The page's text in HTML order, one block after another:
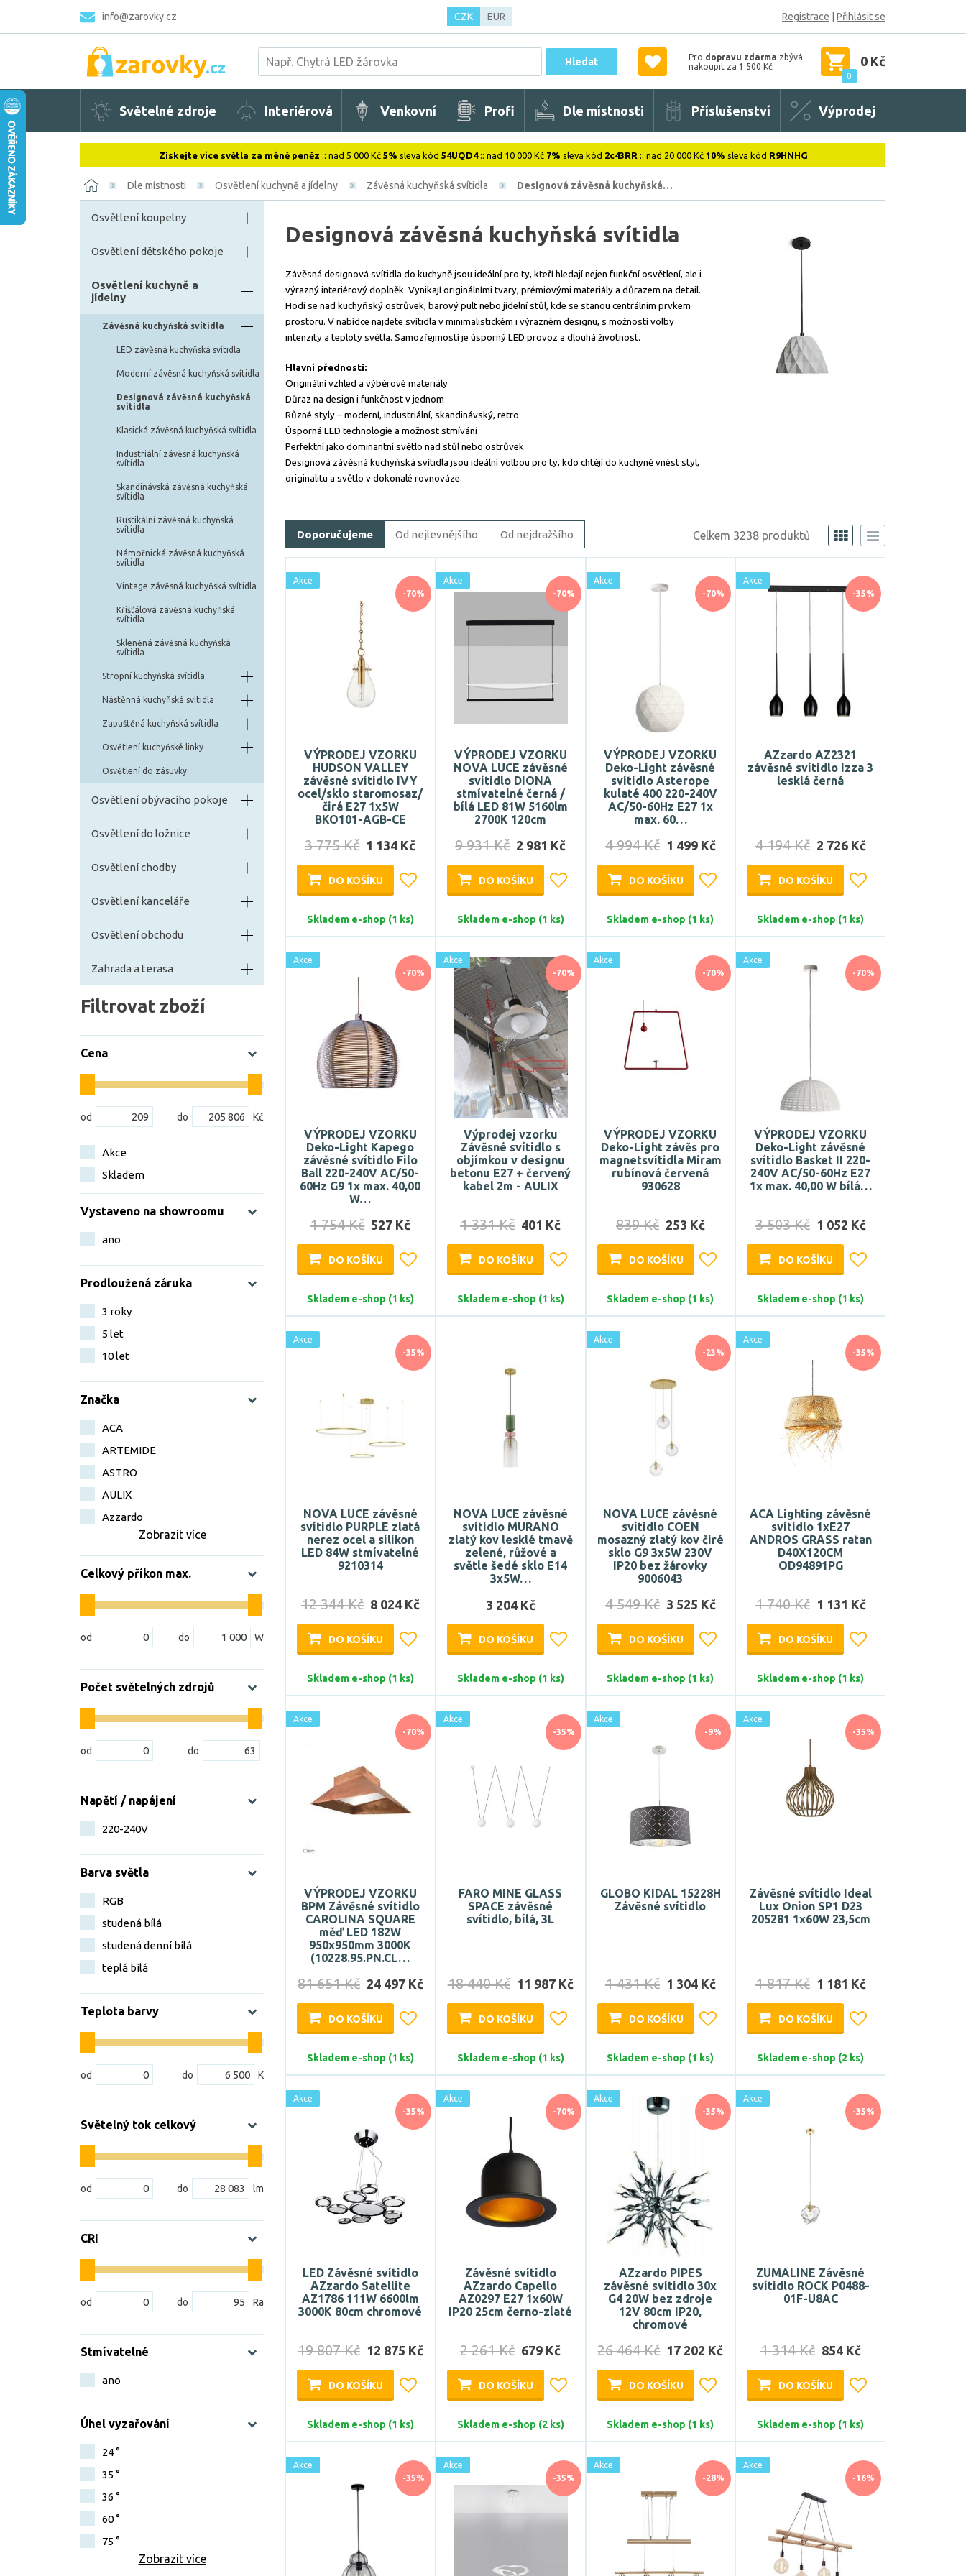
info@zarovky.cz CZK EUR Registrace Přihlásit se
Hledat Pro dopravu zdarma zbývá
nakoupit za 1 500 Kč
0
0 Kč
Světelné zdroje Interiérová Venkovní Profi Dle místnosti Příslušenství Výprodej
Získejte více světla za méně peněz :: nad 5 000 Kč 5% sleva kód 54UQD4:: nad 10 000 Kč 7% sleva kód 2c43RR :: nad 20 000 Kč 10% sleva kód R9HNHG
Dle místnosti Osvětlení kuchyně a jídelny Závěsná kuchyňská svítidla Designová závěsná kuchyňská…
Designová závěsná kuchyňská svítidla
Závěsná designová svítidla do kuchyně jsou ideální pro ty, kteří hledají nejen funkční osvětlení, ale i
výrazný interiérový doplněk. Vynikají originálními tvary, prémiovými materiály a důrazem na detail.
Hodí se nad kuchyňský ostrůvek, barový pult nebo jídelní stůl, kde se stanou centrálním prvkem
prostoru. V nabídce najdete svítidla v minimalistickém i výrazném designu, s možností volby
intenzity a teploty světla. Samozřejmostí je úsporný LED provoz a dlouhá životnost.
Hlavní přednosti:
Originální vzhled a výběrové materiály
Důraz na design i funkčnost v jednom
Různé styly – moderní, industriální, skandinávský, retro
Úsporná LED technologie a možnost stmívání
Perfektní jako dominantní světlo nad stůl nebo ostrůvek
Designová závěsná kuchyňská svítidla jsou ideální volbou pro ty, kdo chtějí do kuchyně vnést styl,
originalitu a světlo v dokonalé rovnováze.
Osvětlení koupelny
Osvětlení dětského pokoje
Osvětlení kuchyně a
jídelny
Závěsná kuchyňská svítidla
LED závěsná kuchyňská svítidla
Moderní závěsná kuchyňská svítidla
Designová závěsná kuchyňská
svítidla
Klasická závěsná kuchyňská svítidla
Industriální závěsná kuchyňská
svítidla
Skandinávská závěsná kuchyňská
svítidla
Rustikální závěsná kuchyňská
svítidla
Námořnická závěsná kuchyňská
svítidla
Vintage závěsná kuchyňská svítidla
Křišťálová závěsná kuchyňská
svítidla
Skleněná závěsná kuchyňská
svítidla
Stropní kuchyňská svítidla
Nástěnná kuchyňská svítidla
Zapuštěná kuchyňská svítidla
Osvětlení kuchyňské linky
Osvětlení do zásuvky
Osvětlení obývacího pokoje
Osvětlení do ložnice
Osvětlení chodby
Osvětlení kanceláře
Osvětlení obchodu
Zahrada a terasa
Filtrovat zboží
Cena
Akce
Skladem
Vystaveno na showroomu
ano
Prodloužená záruka
3 roky
5 let
10 let
Značka
ACA
ARTEMIDE
ASTRO
AULIX
Azzardo
Zobrazit více
Celkový příkon max.
Počet světelných zdrojů
Napětí / napájení
220-240V
Barva světla
RGB
studená bílá
studená denní bílá
teplá bílá
Teplota barvy
Světelný tok celkový
CRI
Stmívatelné
ano
Úhel vyzařování
24 °
35 °
36 °
60 °
75 °
Zobrazit více
Doporučujeme Od nejlevnějšího Od nejdražšího Celkem 3238 produktů
-70%
Akce
VÝPRODEJ VZORKU
HUDSON VALLEY
závěsné svítidlo IVY
ocel/sklo staromosaz/
čirá E27 1x5W
BKO101-AGB-CE
3 775 Kč 1 134 Kč
DO KOŠÍKU
Skladem e-shop (1 ks)
-70%
Akce
VÝPRODEJ VZORKU
NOVA LUCE závěsné
svítidlo DIONA
stmívatelné černá /
bílá LED 81W 5160lm
2700K 120cm
9 931 Kč 2 981 Kč
DO KOŠÍKU
Skladem e-shop (1 ks)
-70%
Akce
VÝPRODEJ VZORKU
Deko-Light závěsné
svítidlo Asterope
kulaté 400 220-240V
AC/50-60Hz E27 1x
max. 60…
4 994 Kč 1 499 Kč
DO KOŠÍKU
Skladem e-shop (1 ks)
-35%
Akce
AZzardo AZ2321
závěsné svítidlo Izza 3
lesklá černá
4 194 Kč 2 726 Kč
DO KOŠÍKU
Skladem e-shop (1 ks)
-70%
Akce
VÝPRODEJ VZORKU
Deko-Light Kapego
závěsné svítidlo Filo
Ball 220-240V AC/50-
60Hz G9 1x max. 40,00
W…
1 754 Kč 527 Kč
DO KOŠÍKU
Skladem e-shop (1 ks)
-70%
Akce
Výprodej vzorku
Závěsné svítidlo s
objímkou v designu
betonu E27 + červený
kabel 2m - AULIX
1 331 Kč 401 Kč
DO KOŠÍKU
Skladem e-shop (1 ks)
-70%
Akce
VÝPRODEJ VZORKU
Deko-Light závěs pro
magnetsvítidla Miram
rubínová červená
930628
839 Kč 253 Kč
DO KOŠÍKU
Skladem e-shop (1 ks)
-70%
Akce
VÝPRODEJ VZORKU
Deko-Light závěsné
svítidlo Basket II 220-
240V AC/50-60Hz E27
1x max. 40,00 W bílá…
3 503 Kč 1 052 Kč
DO KOŠÍKU
Skladem e-shop (1 ks)
-35%
Akce
NOVA LUCE závěsné
svítidlo PURPLE zlatá
nerez ocel a silikon
LED 84W stmívatelné
9210314
12 344 Kč 8 024 Kč
DO KOŠÍKU
Skladem e-shop (1 ks)
NOVA LUCE závěsné
svítidlo MURANO
zlatý kov lesklé tmavě
zelené, růžové a
světle šedé sklo E14
3x5W…
3 204 Kč
DO KOŠÍKU
Skladem e-shop (1 ks)
-23%
Akce
NOVA LUCE závěsné
svítidlo COEN
mosazný zlatý kov čiré
sklo G9 3x5W 230V
IP20 bez žárovky
9006043
4 549 Kč 3 525 Kč
DO KOŠÍKU
Skladem e-shop (1 ks)
-35%
Akce
ACA Lighting závěsné
svítidlo 1xE27
ANDROS GRASS ratan
D40X120CM
OD94891PG
1 740 Kč 1 131 Kč
DO KOŠÍKU
Skladem e-shop (1 ks)
-70%
Akce
VÝPRODEJ VZORKU
BPM Závěsné svítidlo
CAROLINA SQUARE
měď LED 182W
950x950mm 3000K
(10228.95.PN.CL…
81 651 Kč 24 497 Kč
DO KOŠÍKU
Skladem e-shop (1 ks)
-35%
Akce
FARO MINE GLASS
SPACE závěsné
svítidlo, bílá, 3L
18 440 Kč 11 987 Kč
DO KOŠÍKU
Skladem e-shop (1 ks)
-9%
Akce
GLOBO KIDAL 15228H
Závěsné svítidlo
1 431 Kč 1 304 Kč
DO KOŠÍKU
Skladem e-shop (1 ks)
-35%
Akce
Závěsné svítidlo Ideal
Lux Onion SP1 D23
205281 1x60W 23,5cm
1 817 Kč 1 181 Kč
DO KOŠÍKU
Skladem e-shop (2 ks)
-35%
Akce
LED Závěsné svítidlo
AZzardo Satellite
AZ1786 111W 6600lm
3000K 80cm chromové
19 807 Kč 12 875 Kč
DO KOŠÍKU
Skladem e-shop (1 ks)
-70%
Akce
Závěsné svítidlo
AZzardo Capello
AZ0297 E27 1x60W
IP20 25cm černo-zlaté
2 261 Kč 679 Kč
DO KOŠÍKU
Skladem e-shop (2 ks)
-35%
Akce
AZzardo PIPES
závěsné svítidlo 30x
G4 20W bez zdroje
12V 80cm IP20,
chromové
26 464 Kč 17 202 Kč
DO KOŠÍKU
Skladem e-shop (1 ks)
-35%
Akce
ZUMALINE Závěsné
svítidlo ROCK P0488-
01F-U8AC
1 314 Kč 854 Kč
DO KOŠÍKU
Skladem e-shop (1 ks)
-35%
Akce
-35%
Akce
-28%
Akce
-16%
Akce